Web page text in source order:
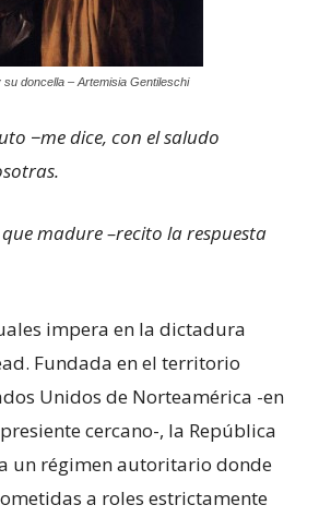
su doncella – Artemisia Gentileschi
−me dice, con el saludo
madure–recito la respuesta
impera en la dictadura
Fundada en el territorio
Unidos de Norteamérica -en
cercano-, la República
un régimen autoritario donde
a roles estrictamente